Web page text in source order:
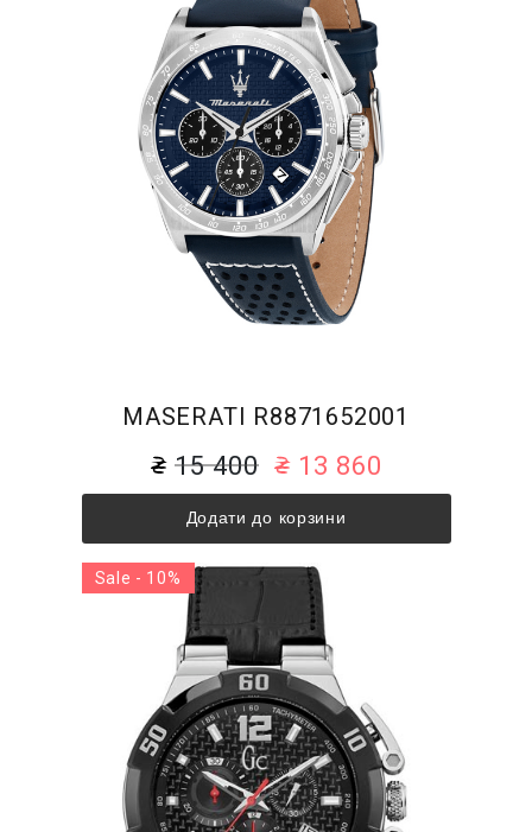
MASERATI R8871652001
15 400 13 860
Додати до корзини
Sale - 10%